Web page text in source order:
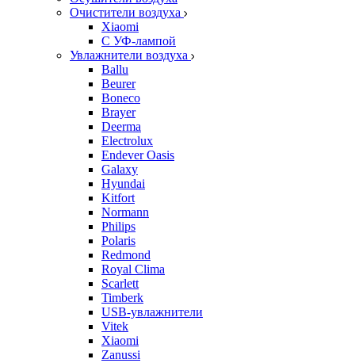
Очистители воздуха
Xiaomi
С УФ-лампой
Увлажнители воздуха
Ballu
Beurer
Boneco
Brayer
Deerma
Electrolux
Endever Oasis
Galaxy
Hyundai
Kitfort
Normann
Philips
Polaris
Redmond
Royal Clima
Scarlett
Timberk
USB-увлажнители
Vitek
Xiaomi
Zanussi